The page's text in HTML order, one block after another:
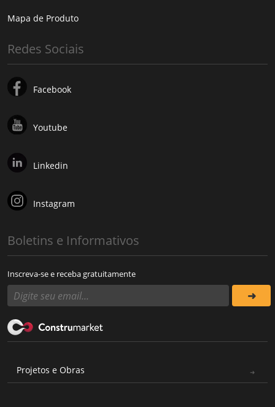
Mapa de Produto
Redes Sociais
Facebook
Youtube
Linkedin
Instagram
Boletins e Informativos
Inscreva-se e receba gratuitamente
Projetos e Obras